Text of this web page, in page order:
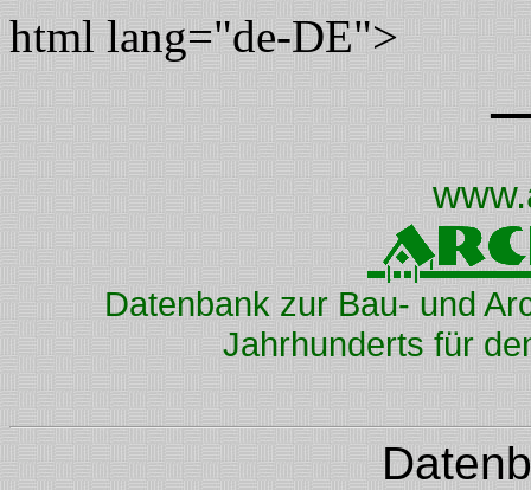
html lang="de-DE">
Datenbank zur Bau- und
Jahrhunderts für